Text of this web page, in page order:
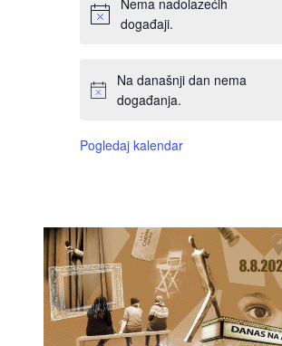
Nema nadolazećih
događaji.
Na današnji dan nema
događanja.
Pogledaj kalendar